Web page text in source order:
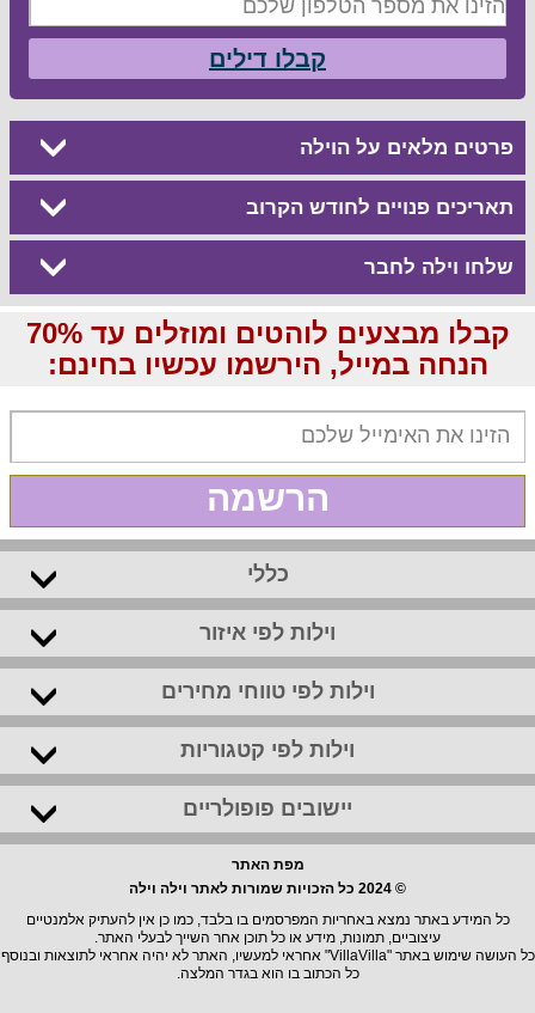
קבלו דילים
פרטים מלאים על הוילה
תאריכים פנויים לחודש הקרוב
שלחו וילה לחבר
קבלו מבצעים לוהטים ומוזלים עד 70%
הנחה במייל, הירשמו עכשיו בחינם:
הרשמה
כללי
וילות לפי איזור
וילות לפי טווחי מחירים
וילות לפי קטגוריות
יישובים פופולריים
מפת האתר
© 2024 כל הזכויות שמורות לאתר וילה וילה
כל המידע באתר נמצא באחריות המפרסמים בו בלבד, כמו כן אין להעתיק אלמנטיים
עיצוביים, תמונות, מידע או כל תוכן אחר השייך לבעלי האתר.
כל העושה שימוש באתר "VillaVilla" אחראי למעשיו, האתר לא יהיה אחראי לתוצאות ובנוסף
כל הכתוב בו הוא בגדר המלצה.